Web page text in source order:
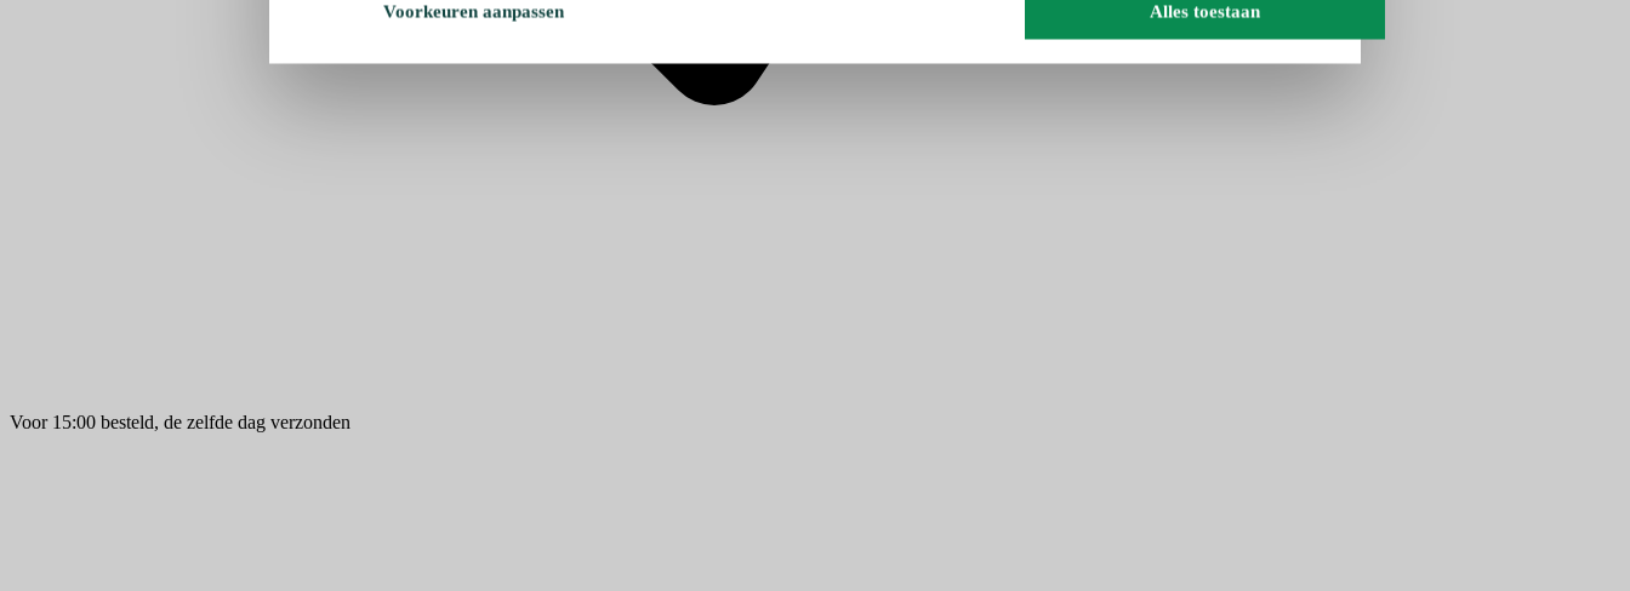
Voor 15:00 besteld, de zelfde dag verzonden
Voorkeuren aanpassen Alles toestaan